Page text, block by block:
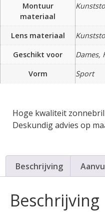
Montuur
materiaal
Lens materiaal
Geschikt voor
Dames,
Vorm
Sport
Hoge kwaliteit
Deskundig advies op
Beschrijving
Beschrijving